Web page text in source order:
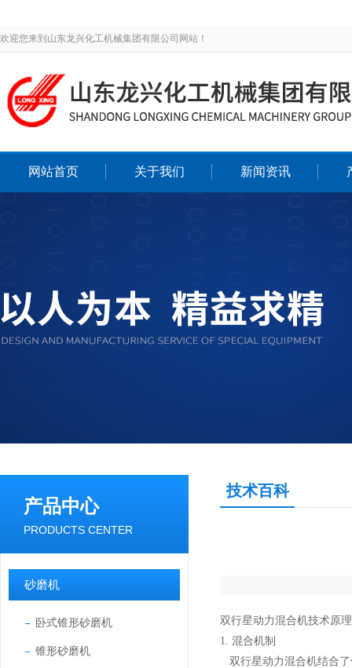
欢迎您来到山东龙兴化工机械集团有限公司网站！
网站首页 关于我们 新闻资讯
产品中心
PRODUCTS CENTER
砂磨机
卧式锥形砂磨机
锥形砂磨机
技术百科
双行星动力混合机技术原
1. 混合机制
双行星动力混合机结合